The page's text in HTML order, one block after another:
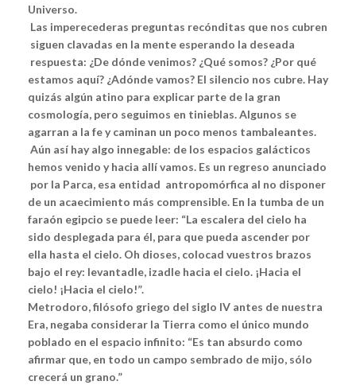
Universo.
Las imperecederas preguntas recónditas que nos cubren
siguen clavadas en la mente esperando la deseada
respuesta: ¿De dónde venimos? ¿Qué somos? ¿Por qué
estamos aquí? ¿Adónde vamos? El silencio nos cubre. Hay
quizás algún atino para explicar parte de la gran
cosmología, pero seguimos en tinieblas. Algunos se
agarran a la fe y caminan un poco menos tambaleantes.
Aún así hay algo innegable: de los espacios galácticos
hemos venido y hacia allí vamos. Es un regreso anunciado
por la Parca, esa entidad antropomórfica al no disponer
de un acaecimiento más comprensible. En la tumba de un
faraón egipcio se puede leer: “La escalera del cielo ha
sido desplegada para él, para que pueda ascender por
ella hasta el cielo. Oh dioses, colocad vuestros brazos
bajo el rey: levantadle, izadle hacia el cielo. ¡Hacia el
cielo! ¡Hacia el cielo!”.
Metrodoro, filósofo griego del siglo IV antes de nuestra
Era, negaba considerar la Tierra como el único mundo
poblado en el espacio infinito: “Es tan absurdo como
afirmar que, en todo un campo sembrado de mijo, sólo
crecerá un grano.”